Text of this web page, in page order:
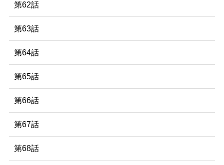
第62話
第63話
第64話
第65話
第66話
第67話
第68話